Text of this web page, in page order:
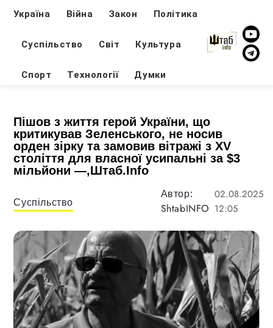
Україна Війна Закон Політика
Суспільство Світ Культура
Спорт Технології Думки
Пішов з життя герой України, що
критикував Зеленського, не носив
орден зірку та замовив вітражі з XV
століття для власної усипальні за $3
мільйони —,Штаб.Info
Суспільство
Автор:
ShtabINFO
02.08.2025
12:05